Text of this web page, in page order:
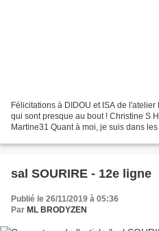
Félicitations à DIDOU et ISA de
qui sont presque au bout ! Christine S
Martine31 Quant à moi, je suis dans
sal SOURIRE - 12e ligne
Publié le 26/11/2019 à 05:36
Par ML BRODYZEN